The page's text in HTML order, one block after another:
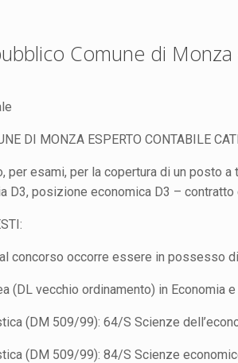
Comune di
DI MONZA ESPERTO CONTABILE
per esami, per la copertura di un posto
D3, posizione economica D3 –
concorso occorre essere in possesso
(DL vecchio ordinamento) in Economia
(DM 509/99): 64/S Scienze
(DM 509/99): 84/S Scienze